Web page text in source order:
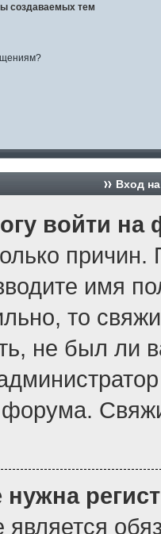
создаваемых тем
Вход
войти на
причин.
имя
то
не был ли
является